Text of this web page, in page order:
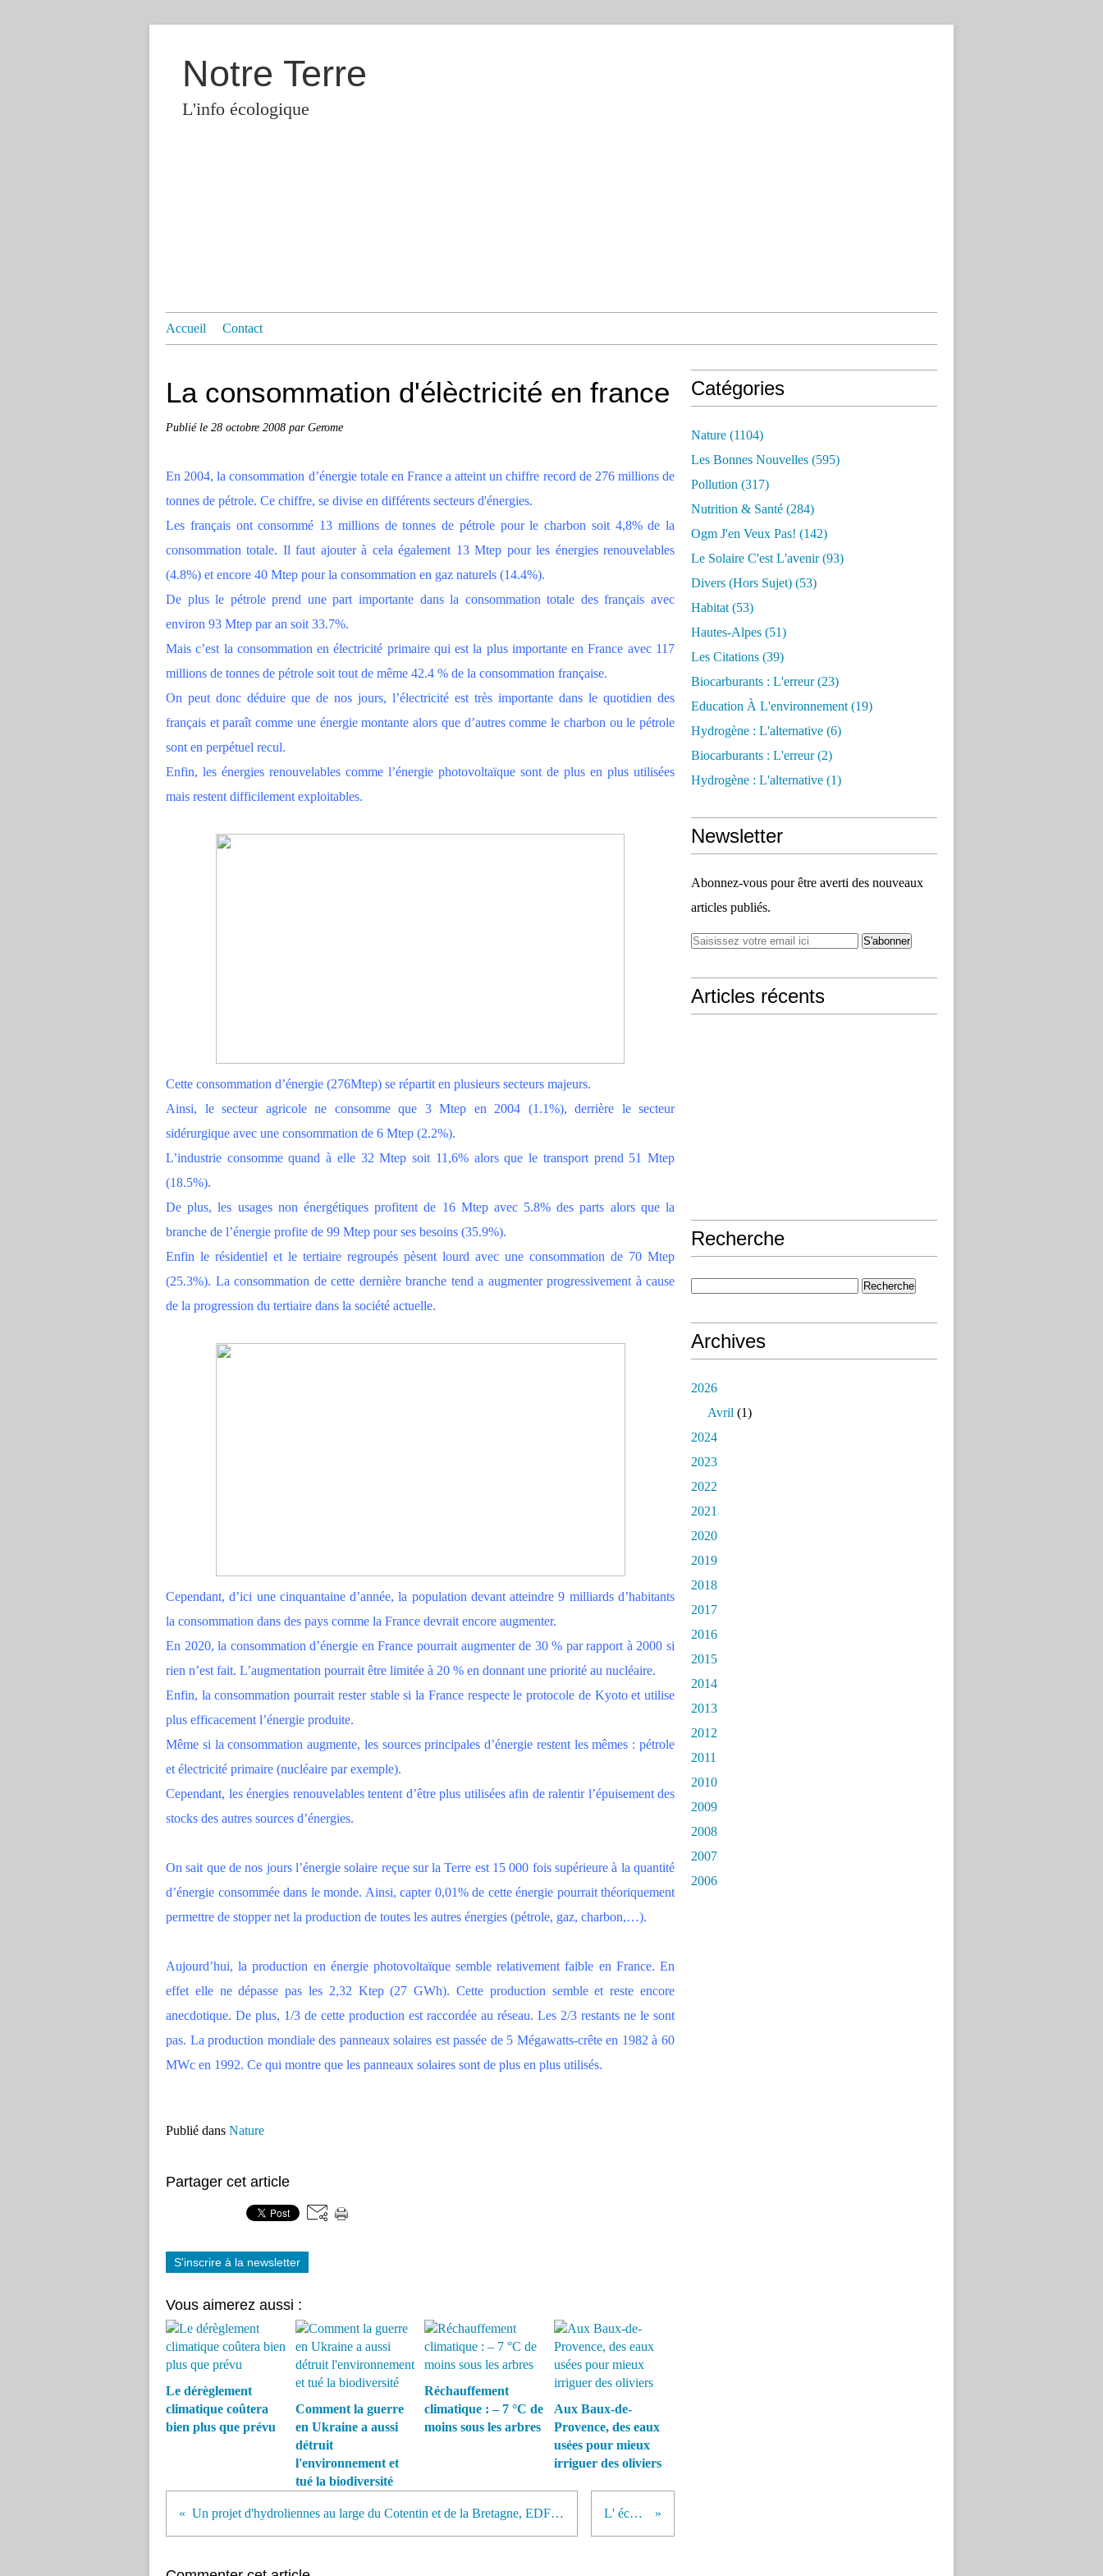
Notre Terre
L'info écologique
Accueil Contact
La consommation d'élèctricité en france
Publié le 28 octobre 2008 par Gerome
En 2004, la consommation d’énergie totale en France a atteint un chiffre record de 276 millions de
tonnes de pétrole. Ce chiffre, se divise en différents secteurs d'énergies.
Les français ont consommé 13 millions de tonnes de pétrole pour le charbon soit 4,8% de la
consommation totale. Il faut ajouter à cela également 13 Mtep pour les énergies renouvelables
(4.8%) et encore 40 Mtep pour la consommation en gaz naturels (14.4%).
De plus le pétrole prend une part importante dans la consommation totale des français avec
environ 93 Mtep par an soit 33.7%.
Mais c’est la consommation en électricité primaire qui est la plus importante en France avec 117
millions de tonnes de pétrole soit tout de même 42.4 % de la consommation française.
On peut donc déduire que de nos jours, l’électricité est très importante dans le quotidien des
français et paraît comme une énergie montante alors que d’autres comme le charbon ou le pétrole
sont en perpétuel recul.
Enfin, les énergies renouvelables comme l’énergie photovoltaïque sont de plus en plus utilisées
mais restent difficilement exploitables.
Cette consommation d’énergie (276Mtep) se répartit en plusieurs secteurs majeurs.
Ainsi, le secteur agricole ne consomme que 3 Mtep en 2004 (1.1%), derrière le secteur
sidérurgique avec une consommation de 6 Mtep (2.2%).
L’industrie consomme quand à elle 32 Mtep soit 11,6% alors que le transport prend 51 Mtep
(18.5%).
De plus, les usages non énergétiques profitent de 16 Mtep avec 5.8% des parts alors que la
branche de l’énergie profite de 99 Mtep pour ses besoins (35.9%).
Enfin le résidentiel et le tertiaire regroupés pèsent lourd avec une consommation de 70 Mtep
(25.3%). La consommation de cette dernière branche tend a augmenter progressivement à cause
de la progression du tertiaire dans la société actuelle.
Cependant, d’ici une cinquantaine d’année, la population devant atteindre 9 milliards d’habitants
la consommation dans des pays comme la France devrait encore augmenter.
En 2020, la consommation d’énergie en France pourrait augmenter de 30 % par rapport à 2000 si
rien n’est fait. L’augmentation pourrait être limitée à 20 % en donnant une priorité au nucléaire.
Enfin, la consommation pourrait rester stable si la France respecte le protocole de Kyoto et utilise
plus efficacement l’énergie produite.
Même si la consommation augmente, les sources principales d’énergie restent les mêmes : pétrole
et électricité primaire (nucléaire par exemple).
Cependant, les énergies renouvelables tentent d’être plus utilisées afin de ralentir l’épuisement des
stocks des autres sources d’énergies.
On sait que de nos jours l’énergie solaire reçue sur la Terre est 15 000 fois supérieure à la quantité
d’énergie consommée dans le monde. Ainsi, capter 0,01% de cette énergie pourrait théoriquement
permettre de stopper net la production de toutes les autres énergies (pétrole, gaz, charbon,…).
Aujourd’hui, la production en énergie photovoltaïque semble relativement faible en France. En
effet elle ne dépasse pas les 2,32 Ktep (27 GWh). Cette production semble et reste encore
anecdotique. De plus, 1/3 de cette production est raccordée au réseau. Les 2/3 restants ne le sont
pas. La production mondiale des panneaux solaires est passée de 5 Mégawatts-crête en 1982 à 60
MWc en 1992. Ce qui montre que les panneaux solaires sont de plus en plus utilisés.
Publié dans Nature
Partager cet article
S'inscrire à la newsletter
Vous aimerez aussi :
Le dérèglement
climatique coûtera
bien plus que prévu
Comment la guerre
en Ukraine a aussi
détruit
l'environnement et
tué la biodiversité
Réchauffement
climatique : – 7 °C de
moins sous les arbres
Aux Baux-de-
Provence, des eaux
usées pour mieux
irriguer des oliviers
Un projet d'hydroliennes au large du Cotentin et de la Bretagne, EDF s'intéresse aux courants marins. L' écovillage
Catégories
Nature (1104)
Les Bonnes Nouvelles (595)
Pollution (317)
Nutrition & Santé (284)
Ogm J'en Veux Pas! (142)
Le Solaire C'est L'avenir(93)
Divers (hors Sujet) (53)
Habitat (53)
Hautes-Alpes (51)
Les Citations (39)
Biocarburants : L'erreur(23)
Education À L'environnement (19)
Hydrogène : L'alternative (6)
Biocarburants : L'erreur(2)
Hydrogène : L'alternative (1)
Newsletter
Abonnez-vous pour être averti des nouveaux
articles publiés.
Articles récents
Recherche
Archives
2026
Avril (1)
2024
2023
2022
2021
2020
2019
2018
2017
2016
2015
2014
2013
2012
2011
2010
2009
2008
2007
2006